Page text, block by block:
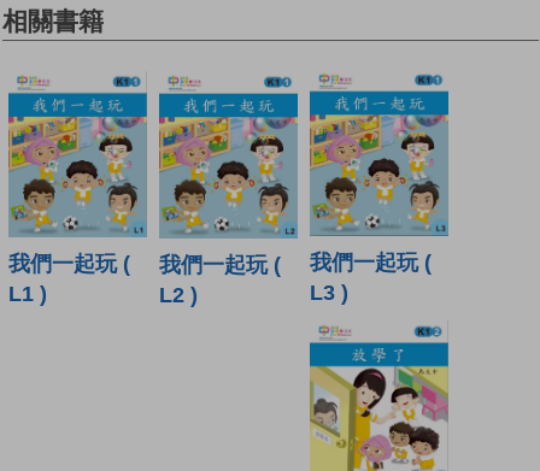
相關書籍
我們一起玩 (
L1 )
我們一起玩 (
L2 )
我們一起玩 (
L3 )